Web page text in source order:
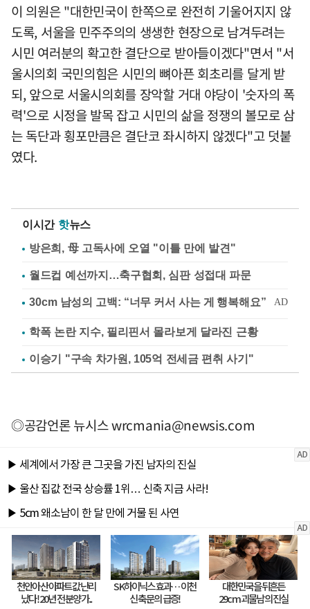
이 의원은 "대한민국이 한쪽으로 완전히 기울어지지 않
도록, 서울을 민주주의의 생생한 현장으로 남겨두려는
시민 여러분의 확고한 결단으로 받아들이겠다"면서 "서
울시의회 국민의힘은 시민의 뼈아픈 회초리를 달게 받
되, 앞으로 서울시의회를 장악할 거대 야당이 '숫자의 폭
력'으로 시정을 발목 잡고 시민의 삶을 정쟁의 볼모로 삼
는 독단과 횡포만큼은 결단코 좌시하지 않겠다"고 덧붙
였다.
이시간 핫뉴스
방은희, 母 고독사에 오열 "이틀 만에 발견"
월드컵 예선까지…축구협회, 심판 성접대 파문
학폭 논란 지수, 필리핀서 몰라보게 달라진 근황
이승기 "구속 차가원, 105억 전세금 편취 사기"
◎공감언론 뉴시스wrcmania@newsis.com